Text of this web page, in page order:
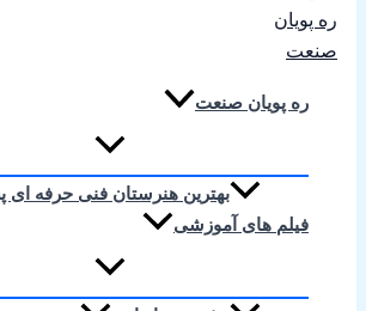
ره پویان صنعت
بهترین هنرستان فنی حرفه ای
فیلم های آموزشی